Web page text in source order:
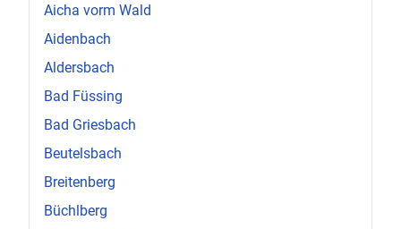
Aicha vorm Wald
Aidenbach
Aldersbach
Bad Füssing
Bad Griesbach
Beutelsbach
Breitenberg
Büchlberg